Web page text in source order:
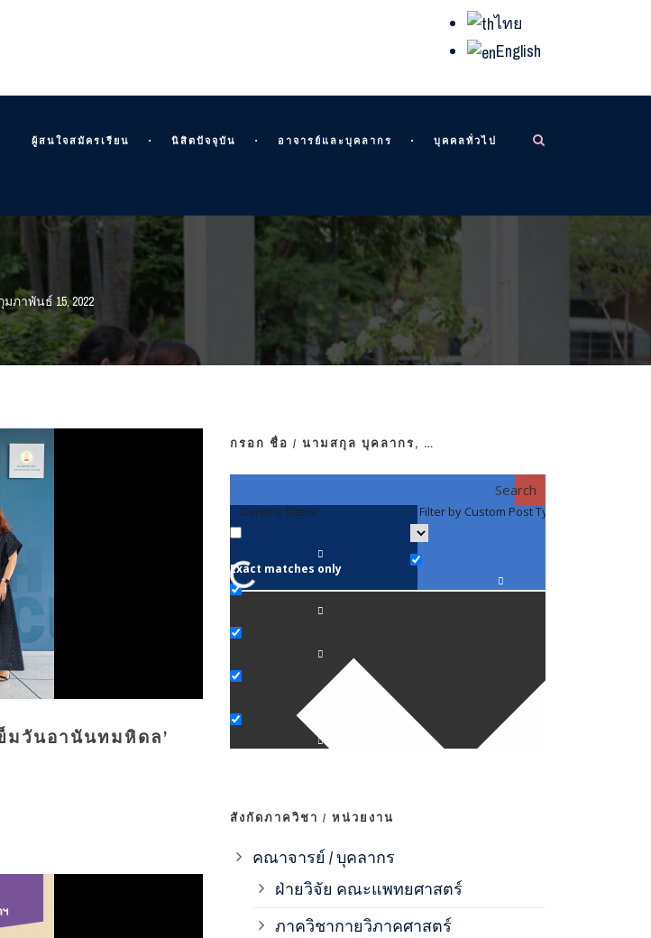
ไทย
English
ผู้สนใจสมัครเรียน นิสิตปัจจุบัน อาจารย์และบุคลากร บุคคลทั่วไป
มภาพันธ์ 15, 2022
มวันอานันทมหิดล’
กรอก ชื่อ / นามสกุล บุคลากร, …
Search
Generic filters
Exact matches only
Filter by Custom Post Type
สังกัดภาควิชา / หน่วยงาน
คณาจารย์ / บุคลากร
ฝ่ายวิจัย คณะแพทยศาสตร์
ภาควิชากายวิภาคศาสตร์